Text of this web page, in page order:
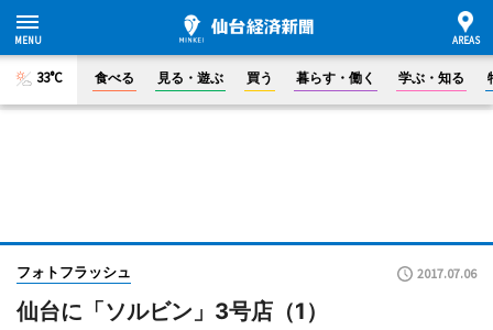
33°C 食べる 見る・遊ぶ 買う 暮らす・働く 学ぶ・知る
フォトフラッシュ 2017.07.06
仙台に「ソルビン」3号店（1）